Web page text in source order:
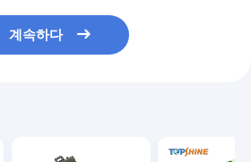
계속하다